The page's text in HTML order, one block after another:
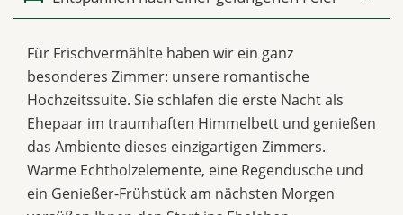
Für Frischvermählte haben wir ein ganz
besonderes Zimmer: unsere romantische
Hochzeitssuite. Sie schlafen die erste Nacht als
Ehepaar im traumhaften Himmelbett und genießen
das Ambiente dieses einzigartigen Zimmers.
Warme Echtholzelemente, eine Regendusche und
ein Genießer-Frühstück am nächsten Morgen